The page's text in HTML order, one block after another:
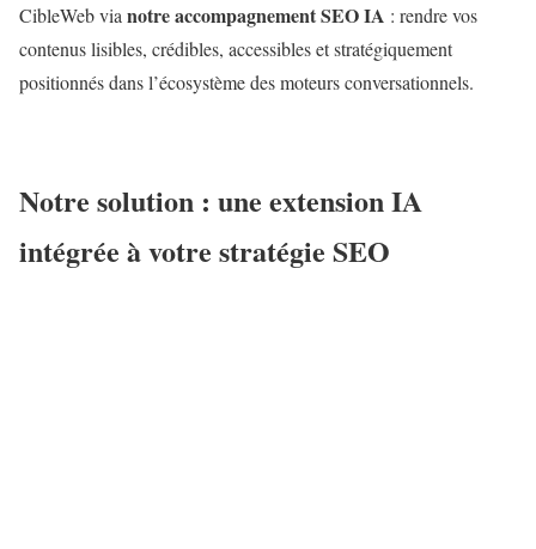
CibleWeb vianotre accompagnement SEO IA : rendre vos
contenus lisibles, crédibles, accessibles et stratégiquement
positionnés dans l’écosystème des moteurs conversationnels.
Notre solution : une extension IA
intégrée à votre stratégie SEO